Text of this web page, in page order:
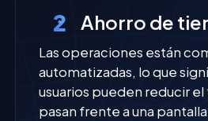
2 Ahorro de
Las operaciones están
automatizadas, lo que
usuarios pueden reducir
pasan frente a una